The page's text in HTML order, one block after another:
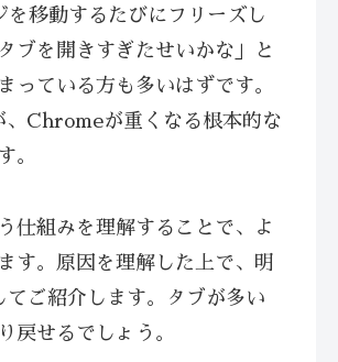
移動するたびにフリーズし
ブを開きすぎたせいかな」と
っている方も多いはずです。
、Chromeが重くなる根本的な
。
仕組みを理解することで、よ
す。原因を理解した上で、明
ご紹介します。タブが多い
戻せるでしょう。